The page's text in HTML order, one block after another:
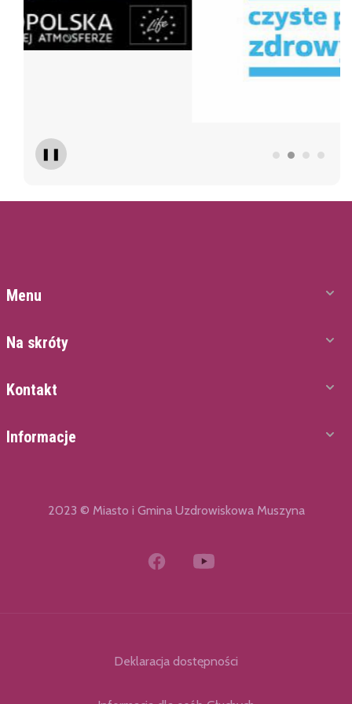
❚❚
Menu
Na skróty
Kontakt
Informacje
2023 © Miasto i Gmina Uzdrowiskowa Muszyna
Deklaracja dostępności